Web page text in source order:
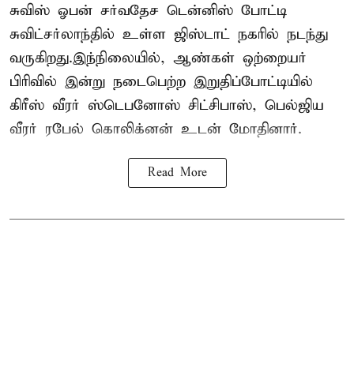
சுவிஸ் ஓபன் சர்வதேச டென்னிஸ் போட்டி
சுவிட்சர்லாந்தில் உள்ள ஜிஸ்டாட் நகரில் நடந்து
வருகிறது.இந்நிலையில், ஆண்கள் ஒற்றையர்
பிரிவில் இன்று நடைபெற்ற இறுதிப்போட்டியில்
கிரீஸ் வீரர் ஸ்டெபனோஸ் சிட்சிபாஸ், பெல்ஜிய
வீரர் ரபேல் கொலிக்னன் உடன் மோதினார்.
Read More